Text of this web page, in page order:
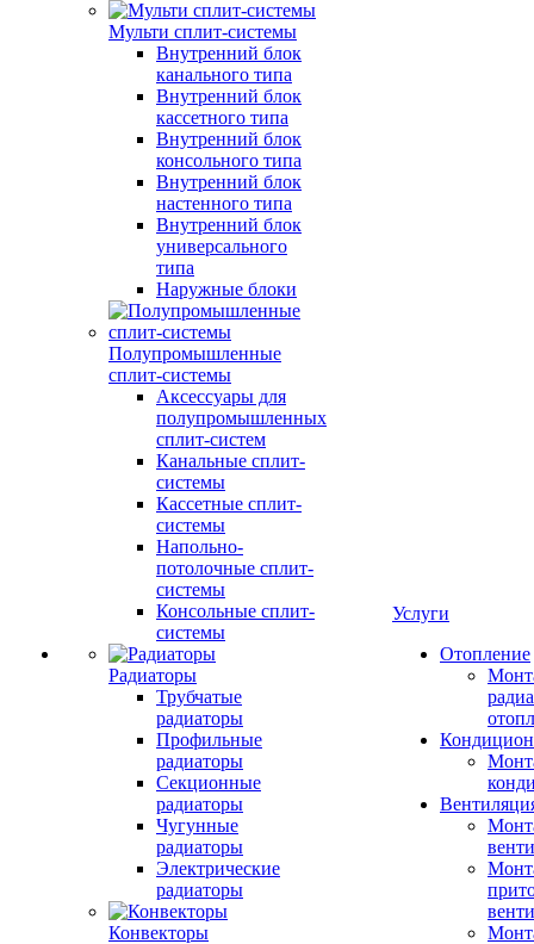
Мульти сплит-системы
Внутренний блок
канального типа
Внутренний блок
кассетного типа
Внутренний блок
консольного типа
Внутренний блок
настенного типа
Внутренний блок
универсального
типа
Наружные блоки
Полупромышленные
сплит-системы
Аксессуары для
полупромышленных
сплит-систем
Канальные сплит-
системы
Кассетные сплит-
системы
Напольно-
потолочные сплит-
системы
Консольные сплит-
системы
Радиаторы
Трубчатые
радиаторы
Профильные
радиаторы
Секционные
радиаторы
Чугунные
радиаторы
Электрические
радиаторы
Конвекторы
Услуги
Отопление